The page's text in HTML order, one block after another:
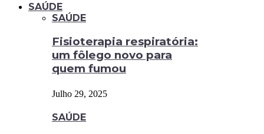
SAÚDE
SAÚDE
Fisioterapia respiratória:
um fôlego novo para
quem fumou
Julho 29, 2025
SAÚDE